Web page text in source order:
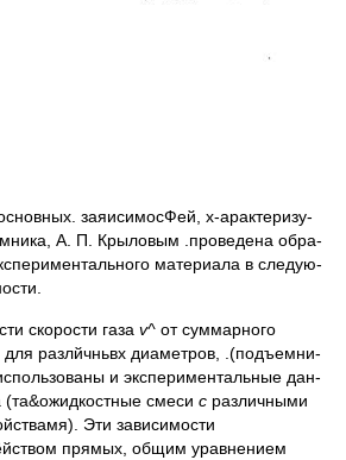
заяисимосФей, х-арактеризу-
А. П. Крыловым .проведена обра­
материала в следую­
скорости газа v^ от суммарного
для разлйчньвх диаметров, .(подъемни­
и экспериментальные дан-
смеси с различными
Эти зависимости
прямых, общим уравнением